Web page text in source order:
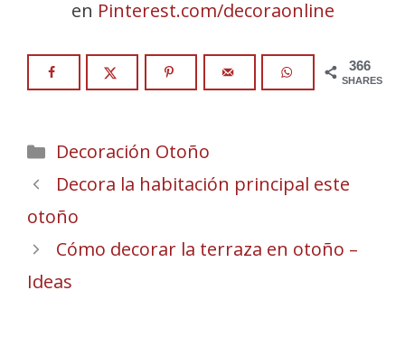
en Pinterest.com/decoraonline
366
SHARES
Categories
Decoración Otoño
Decora la habitación principal este
otoño
Cómo decorar la terraza en otoño –
Ideas